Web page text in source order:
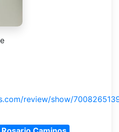
review/show/